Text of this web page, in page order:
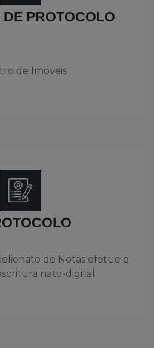
DE PROTOCOLO
de Imóveis
de Notas efetue o
nato-digital.